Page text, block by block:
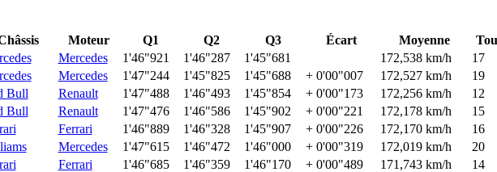
Moteur Q1 Q2 Q3 Écart Moyenne
Mercedes 1'46"921 1'46"287 1'45"681 172,538 km/h
17
Mercedes 1'47"244 1'45"825 1'45"688 + 0'00"007 172,527 km/h
19
Bull Renault 1'47"488 1'46"493 1'45"854 + 0'00"173 172,256 km/h
12
Bull Renault 1'47"476 1'46"586 1'45"902 + 0'00"221 172,178 km/h
15
Ferrari 1'46"889 1'46"328 1'45"907 + 0'00"226 172,170 km/h
16
Mercedes 1'47"615 1'46"472 1'46"000 + 0'00"319 172,019 km/h
20
Ferrari 1'46"685 1'46"359 1'46"170 + 0'00"489 171,743 km/h
14